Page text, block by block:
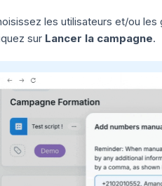
les utilisateurs et/ou
sur Lancer la campagne.